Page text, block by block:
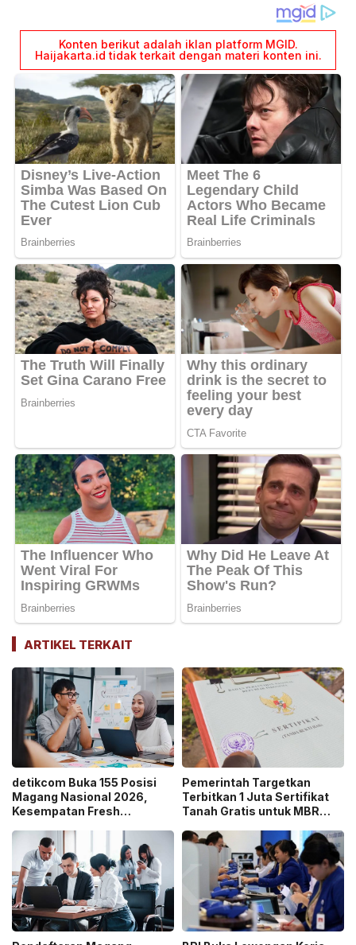
ARTIKEL TERKAIT
detikcom Buka 155 Posisi
Magang Nasional 2026,
Kesempatan Fresh
Media Digital!
Pemerintah Targetkan
Terbitkan 1 Juta Sertifikat
Tanah Gratis untuk MBR